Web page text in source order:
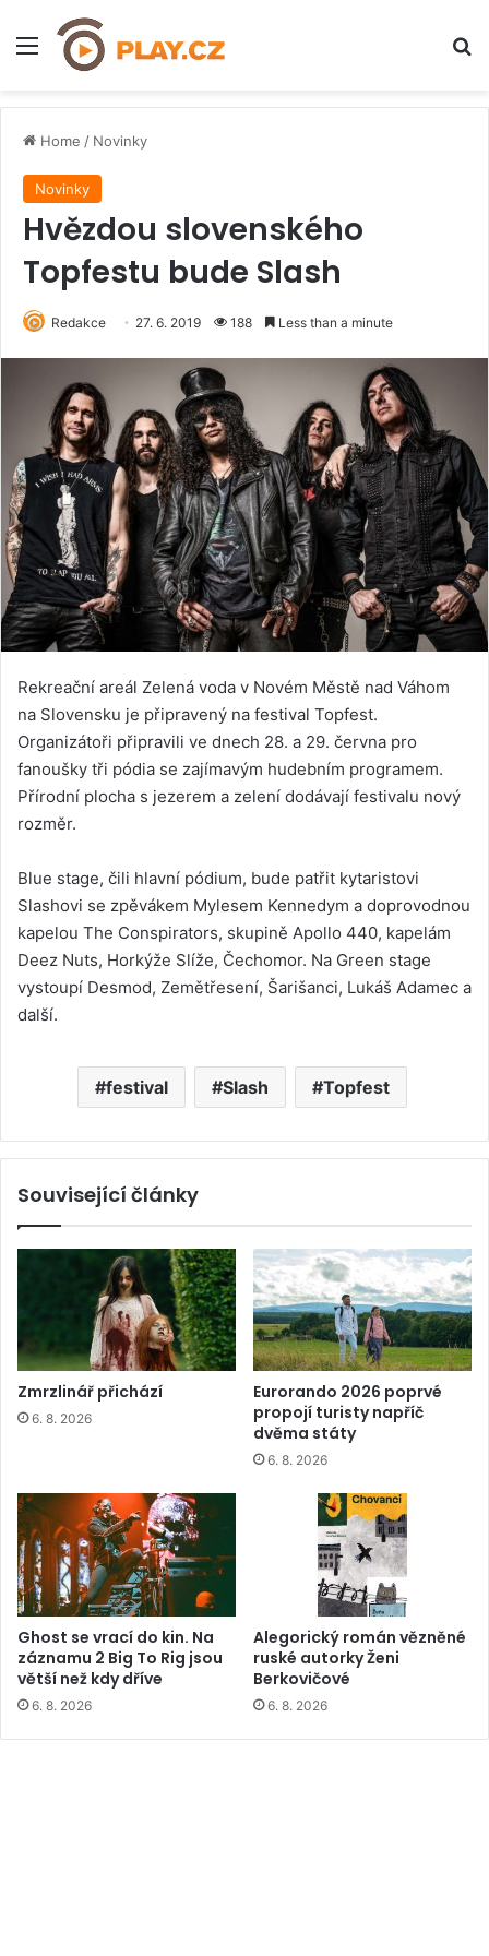
Menu
Home / Novinky
Novinky
Hvězdou slovenského
Topfestu bude Slash
Redakce 27. 6. 2019 188 Less than a minute
Rekreační areál Zelená voda v Novém Městě nad Váhom
na Slovensku je připravený na festival Topfest.
Organizátoři připravili ve dnech 28. a 29. června pro
fanoušky tři pódia se zajímavým hudebním programem.
Přírodní plocha s jezerem a zelení dodávají festivalu nový
rozměr.
Blue stage, čili hlavní pódium, bude patřit kytaristovi
Slashovi se zpěvákem Mylesem Kennedym a doprovodnou
kapelou The Conspirators, skupině Apollo 440, kapelám
Deez Nuts, Horkýže Slíže, Čechomor. Na Green stage
vystoupí Desmod, Zemětřesení, Šarišanci, Lukáš Adamec a
další.
festival Slash Topfest
Související články
Zmrzlinář přichází
6. 8. 2026
Eurorando 2026 poprvé
propojí turisty napříč
dvěma státy
6. 8. 2026
Ghost se vrací do kin. Na
záznamu 2 Big To Rig jsou
větší než kdy dříve
6. 8. 2026
Alegorický román vězněné
ruské autorky Ženi
Berkovičové
6. 8. 2026